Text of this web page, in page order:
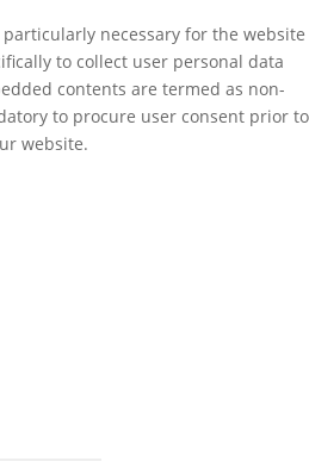
necessary for the website
to collect user personal data
contents are termed as non-
to procure user consent prior to
website.